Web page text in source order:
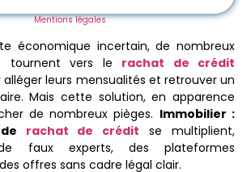
Mentions légales
économique incertain, de nombreux
tournent vers le rachat de crédit
alléger leurs mensualités et retrouver un
Mais cette solution, en apparence
de nombreux pièges. Immobilier :
rachat de crédit se multiplient,
faux experts, des plateformes
offres sans cadre légal clair.